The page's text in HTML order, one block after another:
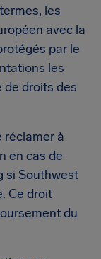
les
avec la
par le
les
de droits des
réclamer à
en cas de
si Southwest
Ce droit
du